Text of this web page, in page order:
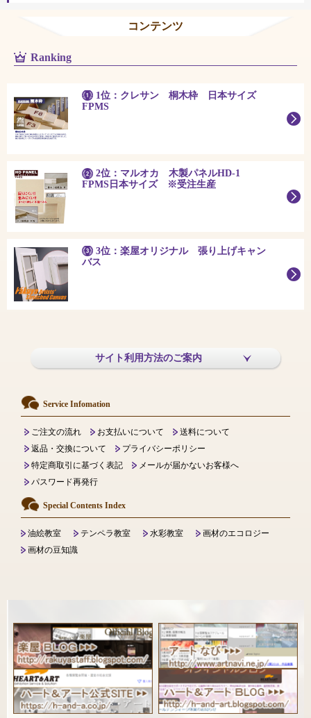
コンテンツ
Ranking
1位：クレサン 桐木枠 日本サイズ
FPMS
2位：マルオカ 木製パネルHD-1
FPMS日本サイズ ※受注生産
3位：楽屋オリジナル 張り上げキャン
バス
サイト利用方法のご案内
Service Infomation
ご注文の流れ お支払いについて
送料について
返品・交換について
プライバシーポリシー
特定商取引に基づく表記
メールが届かないお客様へ
パスワード再発行
Special Contents Index
油絵教室 テンペラ教室 水彩教室
画材のエコロジー
画材の豆知識